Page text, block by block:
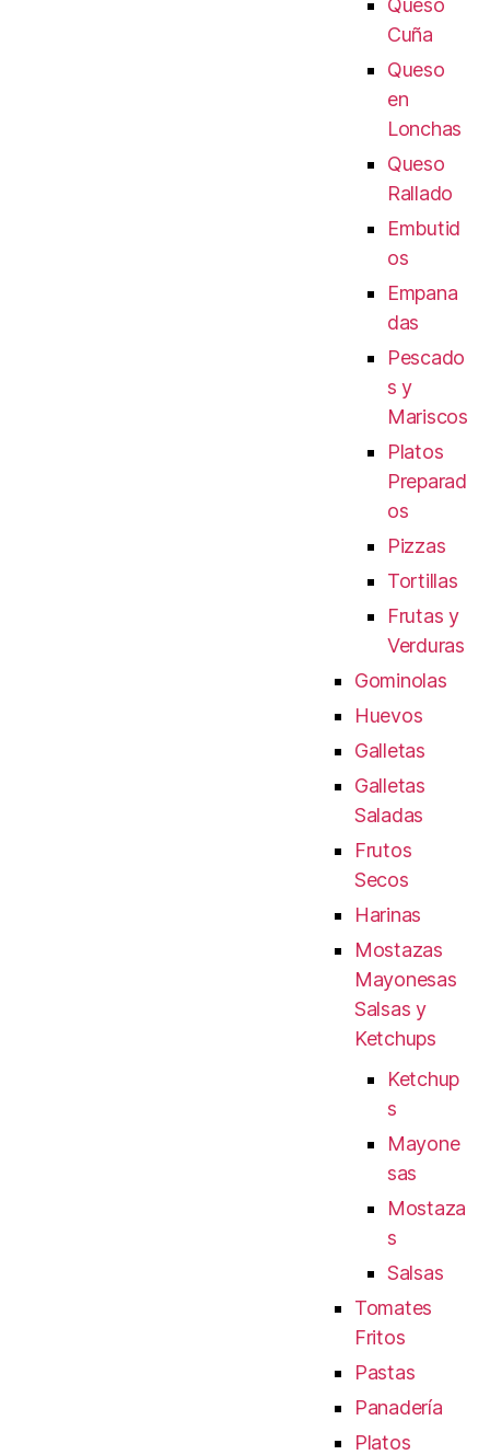
Queso
Cuña
Queso
en
Lonchas
Queso
Rallado
Embutid
os
Empana
das
Pescado
s y
Mariscos
Platos
Preparad
os
Pizzas
Tortillas
Frutas y
Verduras
Gominolas
Huevos
Galletas
Galletas
Saladas
Frutos
Secos
Harinas
Mostazas
Mayonesas
Salsas y
Ketchups
Ketchup
s
Mayone
sas
Mostaza
s
Salsas
Tomates
Fritos
Pastas
Panadería
Platos